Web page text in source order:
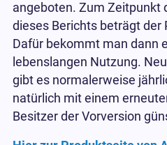
angeboten. Zum Zeitpunkt
dieses Berichts beträgt der
Dafür bekommt man dann
lebenslangen Nutzung.
gibt es normalerweise
natürlich mit einem
Besitzer der Vorversion